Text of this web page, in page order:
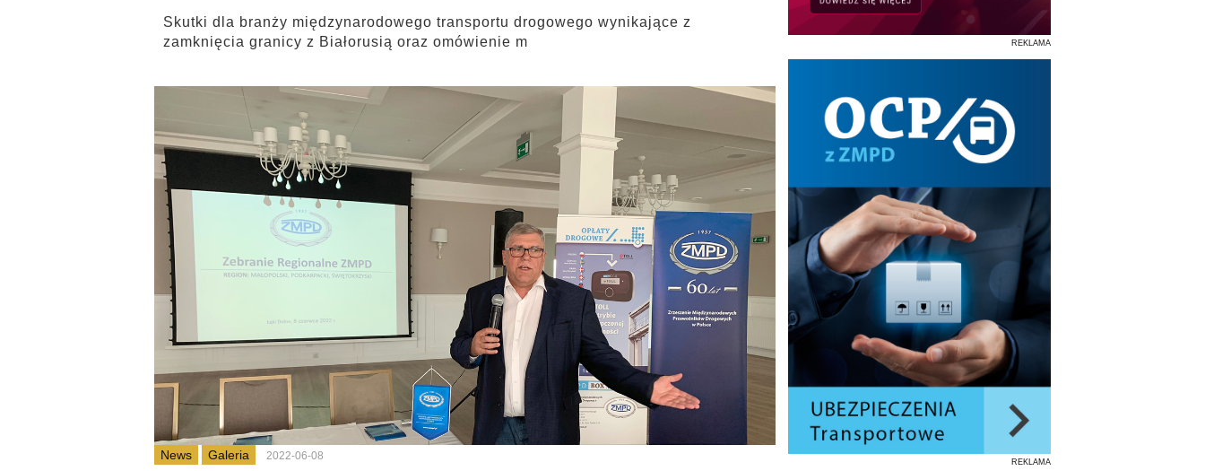
Skutki dla branży międzynarodowego transportu drogowego wynikające z
zamknięcia granicy z Białorusią oraz omówienie m
News Galeria 2022-06-08
REKLAMA
REKLAMA